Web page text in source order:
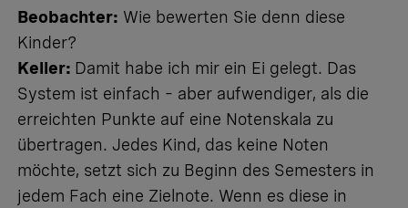
Beobachter: Wie bewerten Sie denn diese
Kinder?
Keller: Damit habe ich mir ein Ei gelegt. Das
System ist einfach – aber aufwendiger, als die
erreichten Punkte auf eine Notenskala zu
übertragen. Jedes Kind, das keine Noten
möchte, setzt sich zu Beginn des Semesters in
jedem Fach eine Zielnote. Wenn es diese in